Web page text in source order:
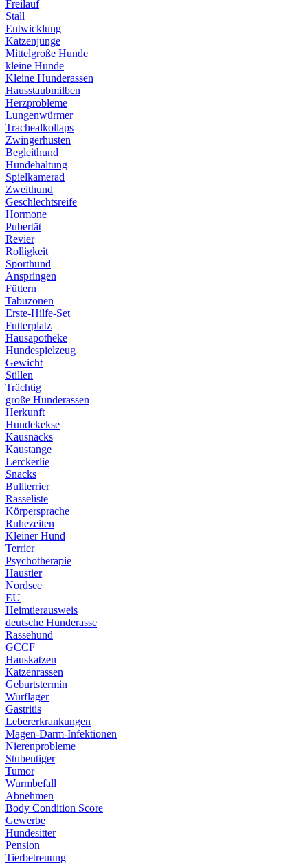
Freilauf
Stall
Entwicklung
Katzenjunge
Mittelgroße Hunde
kleine Hunde
Kleine Hunderassen
Hausstaubmilben
Herzprobleme
Lungenwürmer
Trachealkollaps
Zwingerhusten
Begleithund
Hundehaltung
Spielkamerad
Zweithund
Geschlechtsreife
Hormone
Pubertät
Revier
Rolligkeit
Sporthund
Anspringen
Füttern
Tabuzonen
Erste-Hilfe-Set
Futterplatz
Hausapotheke
Hundespielzeug
Gewicht
Stillen
Trächtig
große Hunderassen
Herkunft
Hundekekse
Kausnacks
Kaustange
Lerckerlie
Snacks
Bullterrier
Rasseliste
Körpersprache
Ruhezeiten
Kleiner Hund
Terrier
Psychotherapie
Haustier
Nordsee
EU
Heimtierausweis
deutsche Hunderasse
Rassehund
GCCF
Hauskatzen
Katzenrassen
Geburtstermin
Wurflager
Gastritis
Lebererkrankungen
Magen-Darm-Infektionen
Nierenprobleme
Stubentiger
Tumor
Wurmbefall
Abnehmen
Body Condition Score
Gewerbe
Hundesitter
Pension
Tierbetreuung